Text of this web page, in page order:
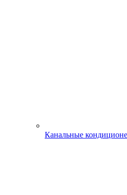
Канальные